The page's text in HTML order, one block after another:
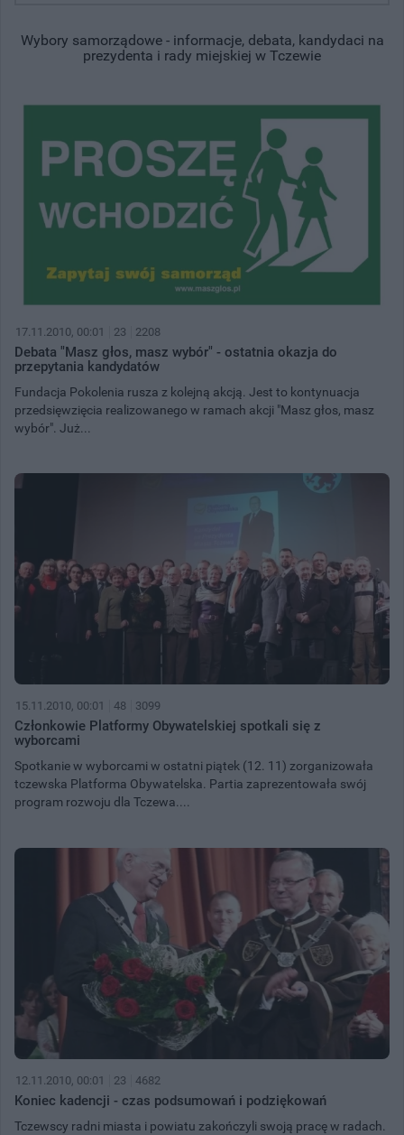
Wybory samorządowe - informacje, debata, kandydaci na
prezydenta i rady miejskiej w Tczewie
17.11.2010, 00:01 23 2208
Debata "Masz głos, masz wybór" - ostatnia okazja do
przepytania kandydatów
Fundacja Pokolenia rusza z kolejną akcją. Jest to kontynuacja
przedsięwzięcia realizowanego w ramach akcji "Masz głos, masz
wybór". Już...
15.11.2010, 00:01 48 3099
Członkowie Platformy Obywatelskiej spotkali się z
wyborcami
Spotkanie w wyborcami w ostatni piątek (12. 11) zorganizowała
tczewska Platforma Obywatelska. Partia zaprezentowała swój
program rozwoju dla Tczewa....
12.11.2010, 00:01 23 4682
Koniec kadencji - czas podsumowań i podziękowań
Tczewscy radni miasta i powiatu zakończyli swoją pracę w radach.